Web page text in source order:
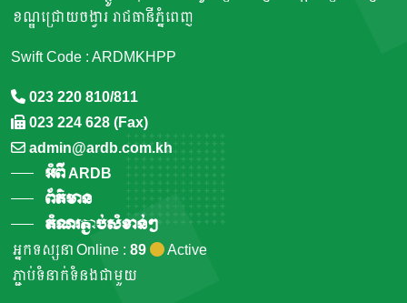
ខណ្ឌជ្រោយចង្វារ រាជធានីភ្នំពេញ
Swift Code : ARDMKHPP
023 220 810/811
023 224 628 (Fax)
admin@ardb.com.kh
អំពី ARDB
ព័ត៌មាន
តំណរភ្ជាប់សំខាន់ៗ
អ្នកទស្សនា Online : 89
Active
ភ្ជាប់ទំនាក់ទំនងជាមួយ